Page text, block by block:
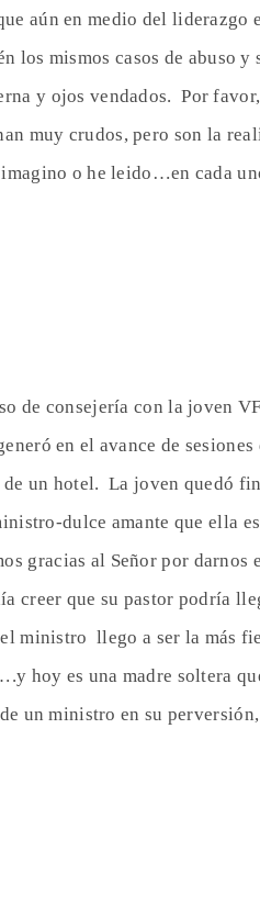
aún en medio del liderazgo
los mismos casos de abuso
y ojos vendados. Por
muy crudos, pero son la
o he leido…en cada
de consejería con la joven
en el avance de
un hotel. La joven quedó
dulce amante que ella
gracias al Señor por
creer que su pastor podría
ministro llego a ser la más
hoy es una madre soltera
un ministro en su